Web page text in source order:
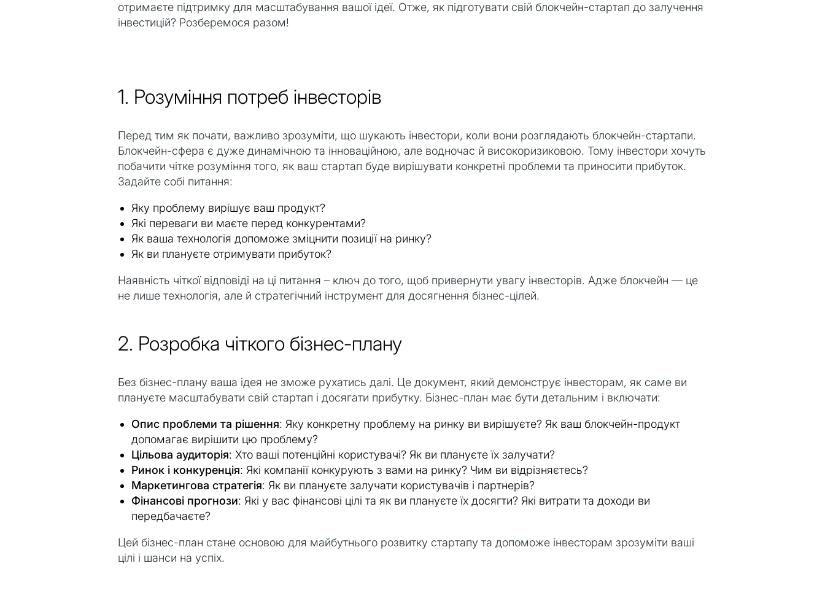
отримаєте підтримку для масштабування вашої ідеї. Отже, як підготувати свій блокчейн-стартап до залучення
інвестицій? Розберемося разом!
1. Розуміння потреб інвесторів
Перед тим як почати, важливо зрозуміти, що шукають інвестори, коли вони розглядають блокчейн-стартапи.
Блокчейн-сфера є дуже динамічною та інноваційною, але водночас й високоризиковою. Тому інвестори хочуть
побачити чітке розуміння того, як ваш стартап буде вирішувати конкретні проблеми та приносити прибуток.
Задайте собі питання:
Яку проблему вирішує ваш продукт?
Які переваги ви маєте перед конкурентами?
Як ваша технологія допоможе зміцнити позиції на ринку?
Як ви плануєте отримувати прибуток?
Наявність чіткої відповіді на ці питання – ключ до того, щоб привернути увагу інвесторів. Адже блокчейн — це
не лише технологія, але й стратегічний інструмент для досягнення бізнес-цілей.
2. Розробка чіткого бізнес-плану
Без бізнес-плану ваша ідея не зможе рухатись далі. Це документ, який демонструє інвесторам, як саме ви
плануєте масштабувати свій стартап і досягати прибутку. Бізнес-план має бути детальним і включати:
Опис проблеми та рішення: Яку конкретну проблему на ринку ви вирішуєте? Як ваш блокчейн-продукт
допомагає вирішити цю проблему?
Цільова аудиторія: Хто ваші потенційні користувачі? Як ви плануєте їх залучати?
Ринок і конкуренція: Які компанії конкурують з вами на ринку? Чим ви відрізняєтесь?
Маркетингова стратегія: Як ви плануєте залучати користувачів і партнерів?
Фінансові прогнози: Які у вас фінансові цілі та як ви плануєте їх досягти? Які витрати та доходи ви
передбачаєте?
Цей бізнес-план стане основою для майбутнього розвитку стартапу та допоможе інвесторам зрозуміти ваші
цілі і шанси на успіх.